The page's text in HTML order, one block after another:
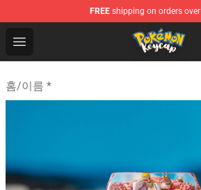
FREE shipping on orders
Open menu
Pokemon Keycap Shop - The
홈/이름 *